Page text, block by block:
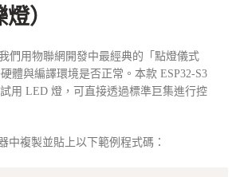
）
們用物聯網開發中最經典的「點燈儀式
體與編譯環境是否正常。本款 ESP32-S3
用 LED 燈，可直接透過標準巨集進行控
中複製並貼上以下範例程式碼：